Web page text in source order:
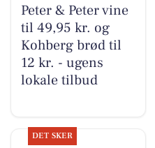
Peter & Peter vine
til 49,95 kr. og
Kohberg brød til
12 kr. - ugens
lokale tilbud
DET SKER